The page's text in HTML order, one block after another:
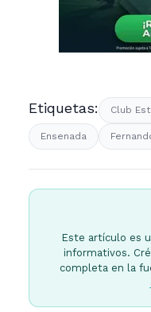
Etiquetas: Club
Ensenada
Este artículo es
informativos.
completa en la